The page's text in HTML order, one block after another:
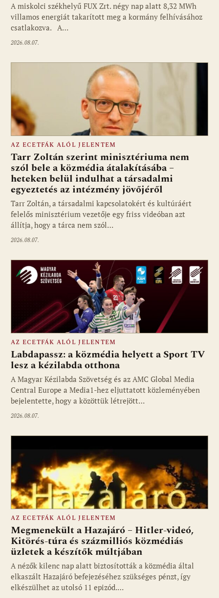
A miskolci székhelyű FUX Zrt. négy nap alatt 8,32 MWh
villamos energiát takarított meg a kormány felhívásához
csatlakozva. A…
2026.08.07.
Fotó: media1.hu
AZ ECETFÁK ALÓL JELENTEM
Tarr Zoltán szerint minisztériuma nem
szól bele a közmédia átalakításába –
heteken belül indulhat a társadalmi
egyeztetés az intézmény jövőjéről
Tarr Zoltán, a társadalmi kapcsolatokért és kultúráért
felelős minisztérium vezetője egy friss videóban azt
állítja, hogy a tárca nem szól…
2026.08.07.
Fotó: media1.hu
AZ ECETFÁK ALÓL JELENTEM
Labdapassz: a közmédia helyett a Sport TV
lesz a kézilabda otthona
A Magyar Kézilabda Szövetség és az AMC Global Media
Central Europe a Media1-hez eljuttatott közleményében
bejelentette, hogy a közöttük létrejött…
2026.08.07.
Fotó: media1.hu
AZ ECETFÁK ALÓL JELENTEM
Megmenekült a Hazajáró – Hitler-videó,
Kitörés-túra és százmilliós közmédiás
üzletek a készítők múltjában
A nézők kilenc nap alatt biztosították a közmédia által
elkaszált Hazajáró befejezéséhez szükséges pénzt, így
elkészülhet az utolsó 11 epizód.…